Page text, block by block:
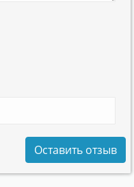
Оставить отзыв